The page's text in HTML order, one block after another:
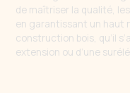
de maîtriser la qualité,
en garantissant un haut
construction bois, qu’il
extension ou d’une